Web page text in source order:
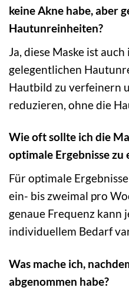
keine Akne habe, aber
Hautunreinheiten?
Ja, diese Maske ist
gelegentlichen
Hautbild zu verfeinern
reduzieren, ohne die
Wie oft sollte ich die
optimale Ergebnisse zu
Für optimale
ein- bis zweimal pro
genaue Frequenz kann
individuellem Bedarf
Was mache ich,
abgenommen habe?